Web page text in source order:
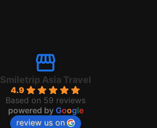
Smiletrip Asia Travel
4.9
Based on 59 reviews
powered by Google
review us on